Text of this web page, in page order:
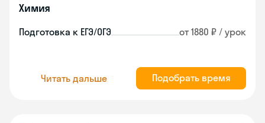
Химия
Подготовка к ЕГЭ/ОГЭ от 1880 ₽ / урок
Читать дальше Подобрать время